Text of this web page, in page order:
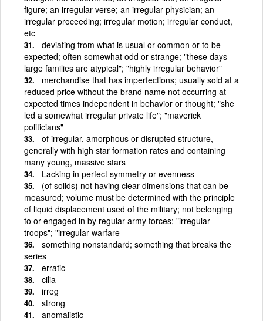
figure; an irregular verse; an irregular physician; an
irregular proceeding; irregular motion; irregular conduct,
etc
deviating from what is usual or common or to be
expected; often somewhat odd or strange; "these days
large families are atypical"; "highly irregular behavior"
merchandise that has imperfections; usually sold at a
reduced price without the brand name not occurring at
expected times independent in behavior or thought; "she
led a somewhat irregular private life"; "maverick
politicians"
of irregular, amorphous or disrupted structure,
generally with high star formation rates and containing
many young, massive stars
Lacking in perfect symmetry or evenness
(of solids) not having clear dimensions that can be
measured; volume must be determined with the principle
of liquid displacement used of the military; not belonging
to or engaged in by regular army forces; "irregular
troops"; "irregular warfare
something nonstandard; something that breaks the
series
erratic
cilia
irreg
strong
anomalistic